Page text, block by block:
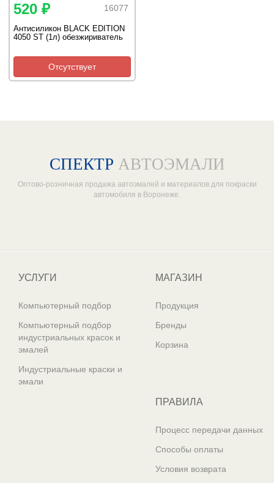
16077
520 ₽
Антисиликон BLACK EDITION
4050 ST (1л) обезжириватель
Отсутствует
СПЕКТР АВТОЭМАЛИ
Оптово-розничная продажа автоэмалей и материалов для покраски
автомобиля в Воронеже.
УСЛУГИ
Компьютерный подбор
Компьютерный подбор
индустриальных красок и
эмалей
Индустриальные краски и
эмали
МАГАЗИН
Продукция
Бренды
Корзина
ПРАВИЛА
Процесс передачи данных
Способы оплаты
Условия возврата